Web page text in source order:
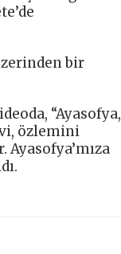
bir
“Ayasofya,
özlemini